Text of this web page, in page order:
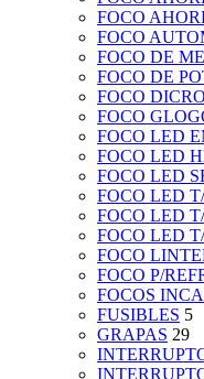
FOCO
FOCO
FOCO DE
FOCO DE
FOCO
FOCO
FOCO LED
FOCO LED
FOCO LED
FOCO LED
FOCO LED
FOCO LED
FOCO
FOCO P/
FOCOS
FUSIBLES 5
GRAPAS 29